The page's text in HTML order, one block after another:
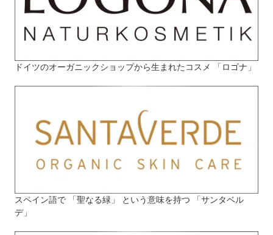
ドイツのオーガニックショップから生まれたコスメ 「ロゴナ」
スペイン語で 「聖なる緑」 という意味を持つ 「サンタベル
デ」